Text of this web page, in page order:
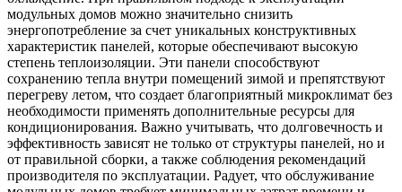
модульных домов можно значительно снизить
энергопотребление за счет уникальных конструктивных
характеристик панелей, которые обеспечивают высокую
степень теплоизоляции. Эти панели способствуют
сохранению тепла внутри помещений зимой и препятствуют
перегреву летом, что создает благоприятный микроклимат без
необходимости применять дополнительные ресурсы для
кондиционирования. Важно учитывать, что долговечность и
эффективность зависят не только от структуры панелей, но и
от правильной сборки, а также соблюдения рекомендаций
производителя по эксплуатации. Радует, что обслуживание